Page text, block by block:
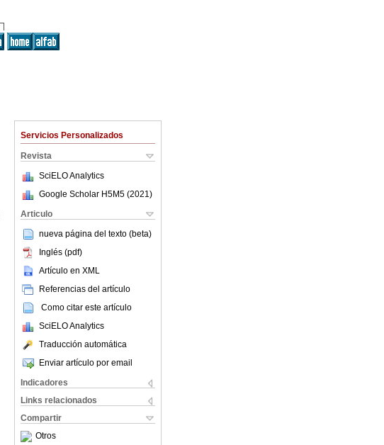
Servicios Personalizados
Revista
SciELO Analytics
Google Scholar H5M5 (2021 )
Articulo
nueva página del texto (beta)
Inglés (pdf)
Artículo en XML
Referencias del artículo
Como citar este artículo
SciELO Analytics
Traducción automática
Enviar artículo por email
Indicadores
Links relacionados
Compartir
Otros